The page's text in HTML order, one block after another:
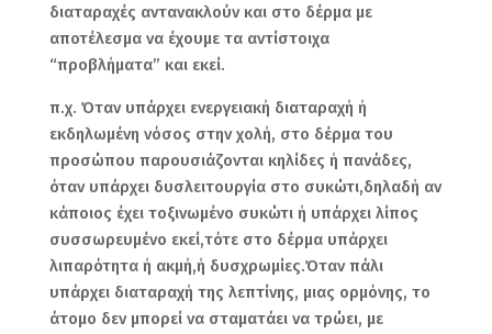
διαταραχές αντανακλούν και στο δέρμα με
αποτέλεσμα να έχουμε τα αντίστοιχα
“προβλήματα” και εκεί.
π.χ. Όταν υπάρχει ενεργειακή διαταραχή ή
εκδηλωμένη νόσος στην χολή, στο δέρμα του
προσώπου παρουσιάζονται κηλίδες ή πανάδες,
όταν υπάρχει δυσλειτουργία στο συκώτι,δηλαδή αν
κάποιος έχει τοξινωμένο συκώτι ή υπάρχει λίπος
συσσωρευμένο εκεί,τότε στο δέρμα υπάρχει
λιπαρότητα ή ακμή,ή δυσχρωμίες.Όταν πάλι
υπάρχει διαταραχή της λεπτίνης, μιας ορμόνης, το
άτομο δεν μπορεί να σταματάει να τρώει, με